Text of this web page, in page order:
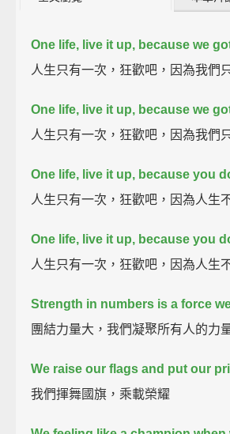
One life, live it up, because we
人生只有一次，狂歡吧，因為我們
One life, live it up, because we
人生只有一次，狂歡吧，因為我們
One life, live it up, because you
人生只有一次，狂歡吧，因為人生
One life, live it up, because you
人生只有一次，狂歡吧，因為人生
Strength in numbers is a force
團結力量大，我們凝聚所有人的力
We raise our flags and put our
我們揮舞國旗，乘載榮耀